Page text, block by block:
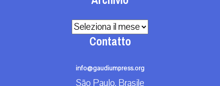
Archivio
Contatto
info@gaudiumpress.org
São Paulo, Brasile